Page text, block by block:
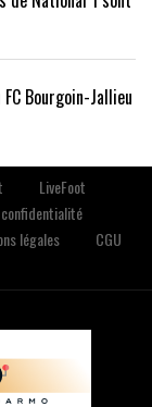
Bourgoin-Jallieu
LiveFoot
légales
CGU